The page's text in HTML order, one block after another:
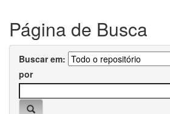
Página de Busca
Buscar em:
por